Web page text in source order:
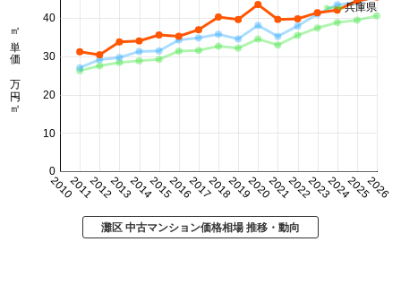
20102011201220132014201520162017201820192020202120222023202420252026
0
10
20
30
40
㎡単価 万円/㎡
兵庫県
灘区 中古マンション価格相場 推移・動向